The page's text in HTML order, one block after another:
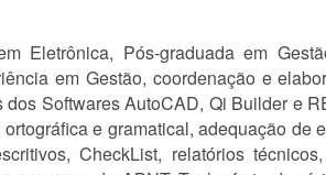
Eletrônica, Pós-graduada em
em Gestão, coordenação e
Softwares AutoCAD, Qi Builder e
e gramatical, adequação
CheckList, relatórios